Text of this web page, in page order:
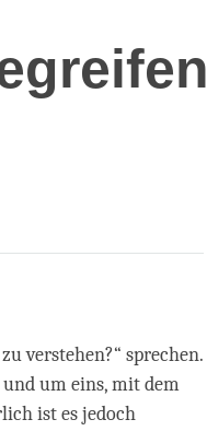
verstehen?“ sprechen.
um eins, mit dem
ist es jedoch